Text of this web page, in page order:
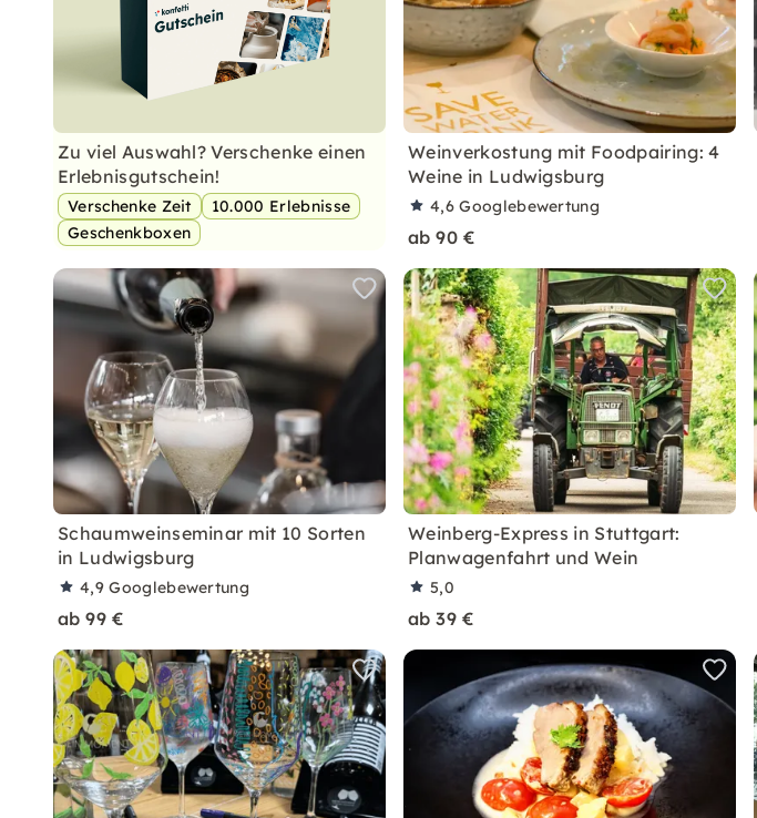
Zu viel Auswahl? Verschenke einen
Erlebnisgutschein!
Verschenke Zeit
10.000 Erlebnisse
Geschenkboxen
Weinverkostung mit Foodpairing: 4
Weine in Ludwigsburg
4,6Googlebewertung
ab 90 €
Schaumweinseminar mit 10 Sorten
in Ludwigsburg
4,9Googlebewertung
ab 99 €
Weinberg-Express in Stuttgart:
Planwagenfahrt und Wein
5,0
ab 39 €